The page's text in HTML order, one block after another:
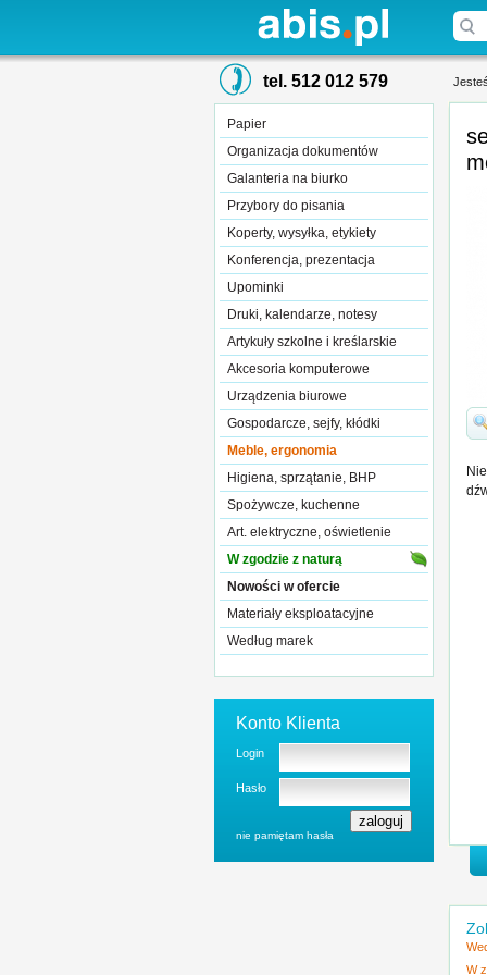
tel. 512 012 579
Papier
Organizacja dokumentów
Galanteria na biurko
Przybory do pisania
Koperty, wysyłka, etykiety
Konferencja, prezentacja
Upominki
Druki, kalendarze, notesy
Artykuły szkolne i kreślarskie
Akcesoria komputerowe
Urządzenia biurowe
Gospodarcze, sejfy, kłódki
Meble, ergonomia
Higiena, sprzątanie, BHP
Spożywcze, kuchenne
Art. elektryczne, oświetlenie
W zgodzie z naturą
Nowości w ofercie
Materiały eksploatacyjne
Według marek
Konto Klienta
Login
Hasło
nie pamiętam hasła
W